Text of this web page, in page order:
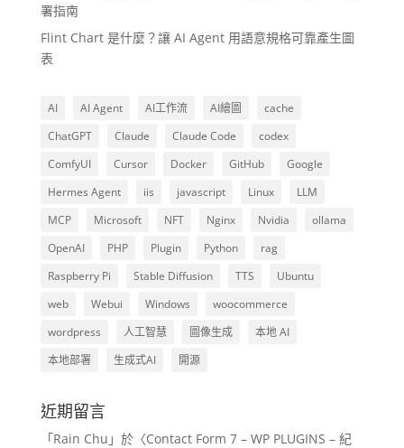
署指南
Flint Chart 是什麼？讓 AI Agent 用語意規格可靠產生圖
表
AI AI Agent AI工作流 AI繪圖
cache
ChatGPT
Claude Claude Code
codex
ComfyUI
Cursor Docker GitHub
Google
Hermes Agent
iis javascript Linux
LLM
MCP
Microsoft NFT Nginx Nvidia
ollama
OpenAI
PHP Plugin Python
rag
Raspberry Pi
Stable Diffusion TTS
Ubuntu
web
Webui Windows
woocommerce
wordpress
人工智慧 圖像生成
本地 AI
本地部署
生成式AI 開源
近期留言
「Rain Chu 」於〈Contact Form 7 – WP PLUGINS – 紀